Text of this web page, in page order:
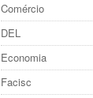
Comércio
DEL
Economia
Facisc